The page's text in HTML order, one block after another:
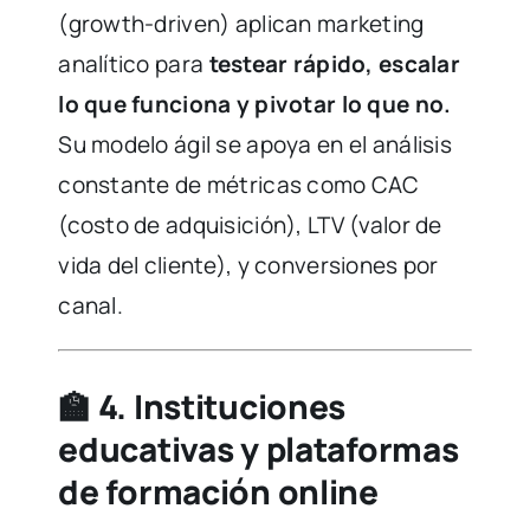
(growth-driven) aplican marketing
analítico para testear rápido, escalar
lo que funciona y pivotar lo que no.
Su modelo ágil se apoya en el análisis
constante de métricas como CAC
(costo de adquisición), LTV (valor de
vida del cliente), y conversiones por
canal.
🏫 4. Instituciones
educativas y plataformas
de formación online